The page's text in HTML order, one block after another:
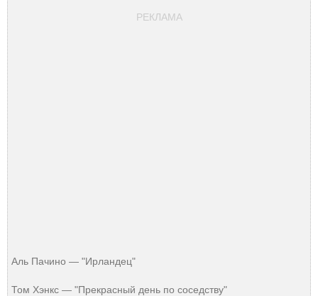
РЕКЛАМА
Аль Пачино — "Ирландец"
Том Хэнкс — "Прекрасный день по соседству"